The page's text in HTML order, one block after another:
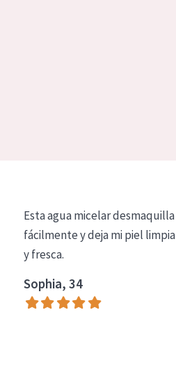
Esta agua micelar desmaquilla
fácilmente y deja mi piel limpia
y fresca.
Sophia, 34